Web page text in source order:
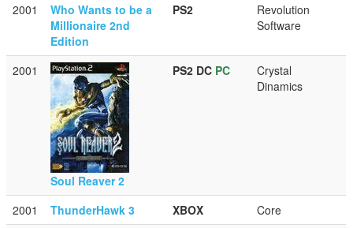
2001
Who Wants to be a
Millionaire 2nd
Edition
PS2
Revolution
Software
2001
Soul Reaver 2
PS2 DC PC
Crystal
Dinamics
2001 ThunderHawk 3 XBOX
Core